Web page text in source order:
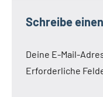
Schreibe
Deine E-Mail-
Erforderliche